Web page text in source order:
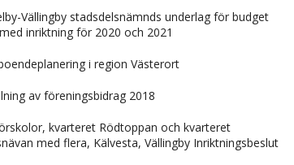
Vällingby stadsdelsnämnds underlag för budget
inriktning för 2020 och 2021
i region Västerort
av föreningsbidrag 2018
kvarteret Rödtoppan och kvarteret
med flera, Kälvesta, Vällingby Inriktningsbeslut